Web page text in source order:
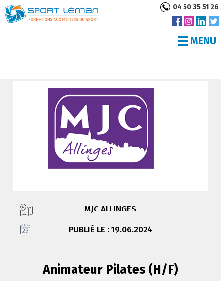
04 50 35 51 26
MENU
MJC ALLINGES
PUBLIÉ LE : 19.06.2024
Animateur Pilates (H/F)